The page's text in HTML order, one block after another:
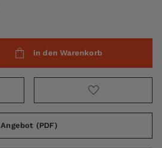
in den Warenkorb
Angebot (PDF)